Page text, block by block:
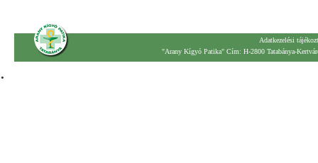
Adatkezelési
"Arany Kígyó Patika" Cím: H-2800 Tatabánya-
.